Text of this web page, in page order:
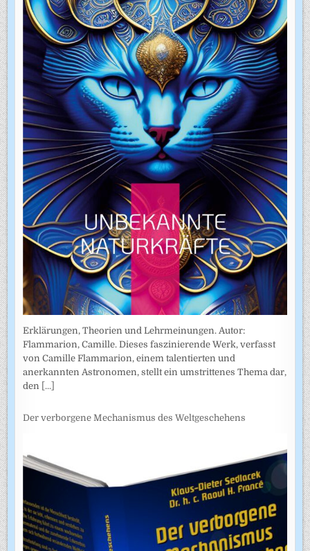
Erklärungen, Theorien und Lehrmeinungen. Autor:
Flammarion, Camille. Dieses faszinierende Werk, verfasst
von Camille Flammarion, einem talentierten und
anerkannten Astronomen, stellt ein umstrittenes Thema dar,
den [...]
Der verborgene Mechanismus des Weltgeschehens